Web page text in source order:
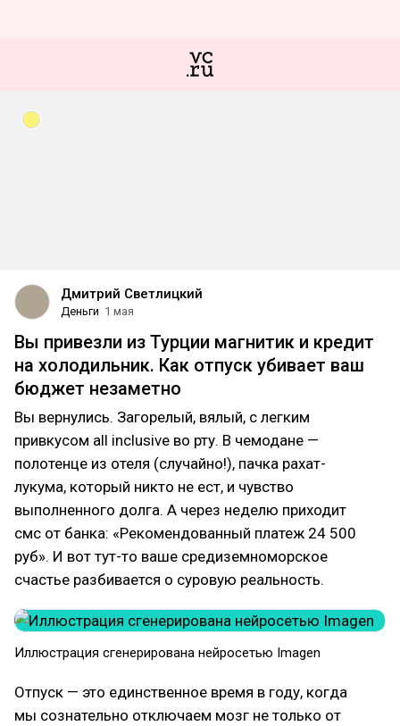
Дмитрий Светлицкий
Деньги 1 мая
Вы привезли из Турции магнитик и кредит
на холодильник. Как отпуск убивает ваш
бюджет незаметно
Вы вернулись. Загорелый, вялый, с легким
привкусом all inclusive во рту. В чемодане —
полотенце из отеля (случайно!), пачка рахат-
лукума, который никто не ест, и чувство
выполненного долга. А через неделю приходит
смс от банка: «Рекомендованный платеж 24 500
руб». И вот тут-то ваше средиземноморское
счастье разбивается о суровую реальность.
Иллюстрация сгенерирована нейросетью Imagen
Отпуск — это единственное время в году, когда
мы сознательно отключаем мозг не только от